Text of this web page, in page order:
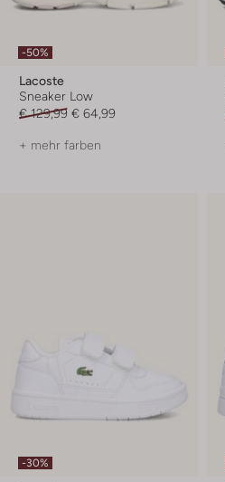
-50%
Lacoste
Sneaker Low
€ 129,99 € 64,99
+ mehr farben
-30%